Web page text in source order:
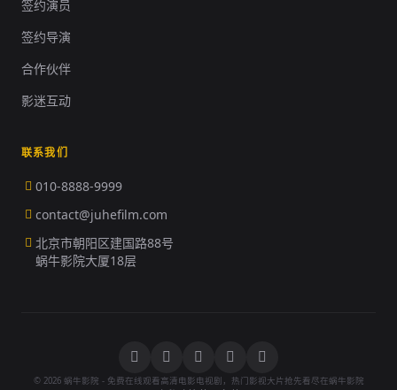
签约演员
签约导演
合作伙伴
影迷互动
联系我们
010-8888-9999
contact@juhefilm.com
北京市朝阳区建国路88号
蜗牛影院大厦18层
© 2026 蜗牛影院 - 免费在线观看高清电影电视剧，热门影视大片抢先看尽在蜗牛影院